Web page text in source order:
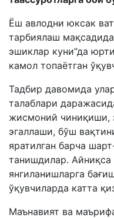
Ёш авлодни юксак
тарбиялаш
эшиклар куни”да
камол топаётган
Тадбир давомида
талаблари
жисмоний чиниқиши,
эгаллаши, бўш
яратилган барча
танишдилар. Айниқса
янгиланишларга
ўқувчиларда катта
Маънавият ва